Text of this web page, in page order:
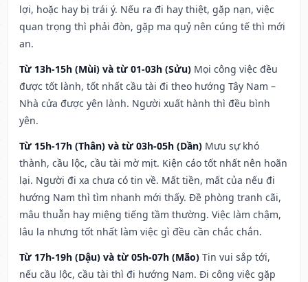
lợi, hoặc hay bị trái ý. Nếu ra đi hay thiệt, gặp nạn, việc
quan trọng thì phải đòn, gặp ma quỷ nên cúng tế thì mới
an.
Từ 13h-15h (Mùi) và từ 01-03h (Sửu) Mọi công việc đều
được tốt lành, tốt nhất cầu tài đi theo hướng Tây Nam –
Nhà cửa được yên lành. Người xuất hành thì đều bình
yên.
Từ 15h-17h (Thân) và từ 03h-05h (Dần) Mưu sự khó
thành, cầu lộc, cầu tài mờ mịt. Kiện cáo tốt nhất nên hoãn
lại. Người đi xa chưa có tin về. Mất tiền, mất của nếu đi
hướng Nam thì tìm nhanh mới thấy. Đề phòng tranh cãi,
mâu thuẫn hay miệng tiếng tầm thường. Việc làm chậm,
lâu la nhưng tốt nhất làm việc gì đều cần chắc chắn.
Từ 17h-19h (Dậu) và từ 05h-07h (Mão) Tin vui sắp tới,
nếu cầu lộc, cầu tài thì đi hướng Nam. Đi công việc gặp